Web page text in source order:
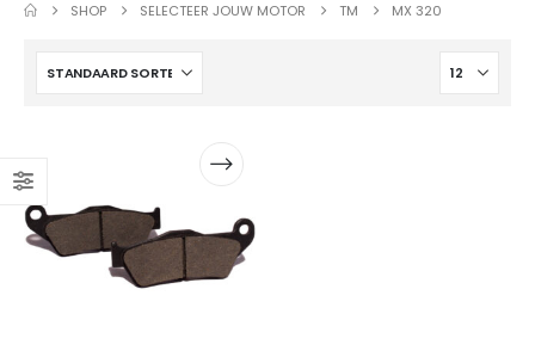
SHOP SELECTEER JOUW MOTOR TM MX 320